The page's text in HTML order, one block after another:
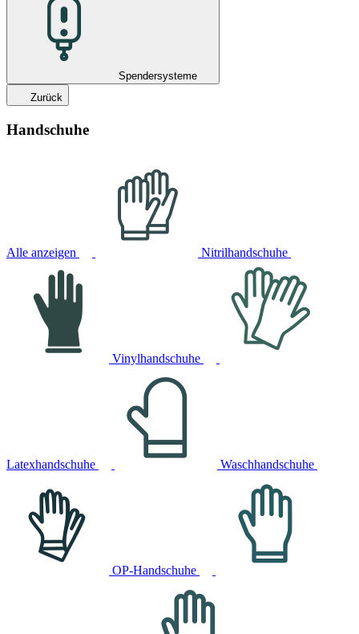
Spendersysteme
Zurück
Handschuhe
Alle anzeigen Nitrilhandschuhe
Vinylhandschuhe
Latexhandschuhe Waschhandschuhe
OP-Handschuhe